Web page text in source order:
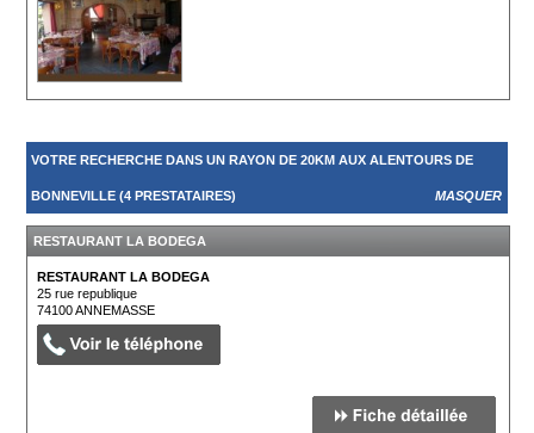
VOTRE RECHERCHE DANS UN RAYON DE 20KM AUX ALENTOURS DE
BONNEVILLE (4 PRESTATAIRES) MASQUER
RESTAURANT LA BODEGA
RESTAURANT LA BODEGA
25 rue republique
74100ANNEMASSE